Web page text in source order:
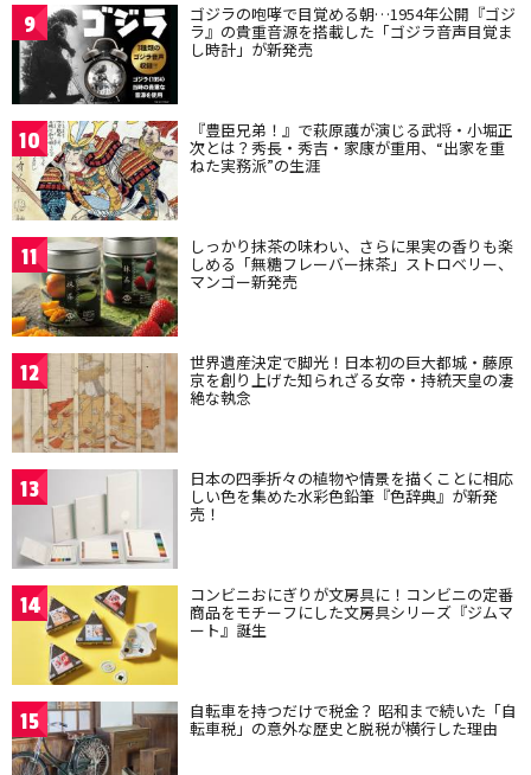
9 ゴジラの咆哮で目覚める朝…1954年公開『ゴジ
ラ』の貴重音源を搭載した「ゴジラ音声目覚ま
し時計」が新発売
10 『豊臣兄弟！』で萩原護が演じる武将・小堀正
次とは？秀長・秀吉・家康が重用、“出家を重
ねた実務派”の生涯
11 しっかり抹茶の味わい、さらに果実の香りも楽
しめる「無糖フレーバー抹茶」ストロベリー、
マンゴー新発売
12 世界遺産決定で脚光！日本初の巨大都城・藤原
京を創り上げた知られざる女帝・持統天皇の凄
絶な執念
13 日本の四季折々の植物や情景を描くことに相応
しい色を集めた水彩色鉛筆『色辞典』が新発
売！
14 コンビニおにぎりが文房具に！コンビニの定番
商品をモチーフにした文房具シリーズ『ジムマ
ート』誕生
15 自転車を持つだけで税金？ 昭和まで続いた「自
転車税」の意外な歴史と脱税が横行した理由